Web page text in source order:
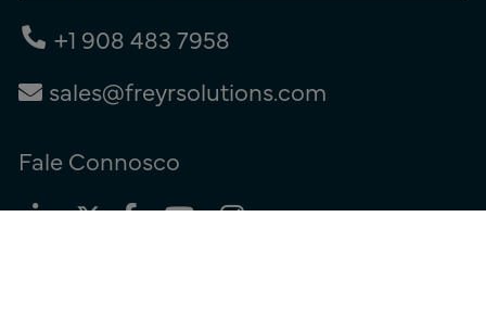
+1 908 483 7958
sales@freyrsolutions.com
Fale Connosco